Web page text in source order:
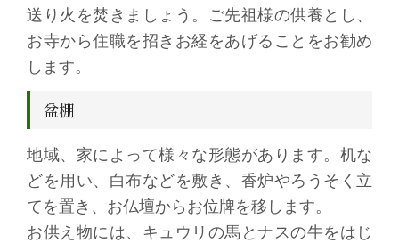
送り火を焚きましょう。ご先祖様の供養とし、
お寺から住職を招きお経をあげることをお勧め
します。
盆棚
地域、家によって様々な形態があります。机な
どを用い、白布などを敷き、香炉やろうそく立
てを置き、お仏壇からお位牌を移します。
お供え物には、キュウリの馬とナスの牛をはじ